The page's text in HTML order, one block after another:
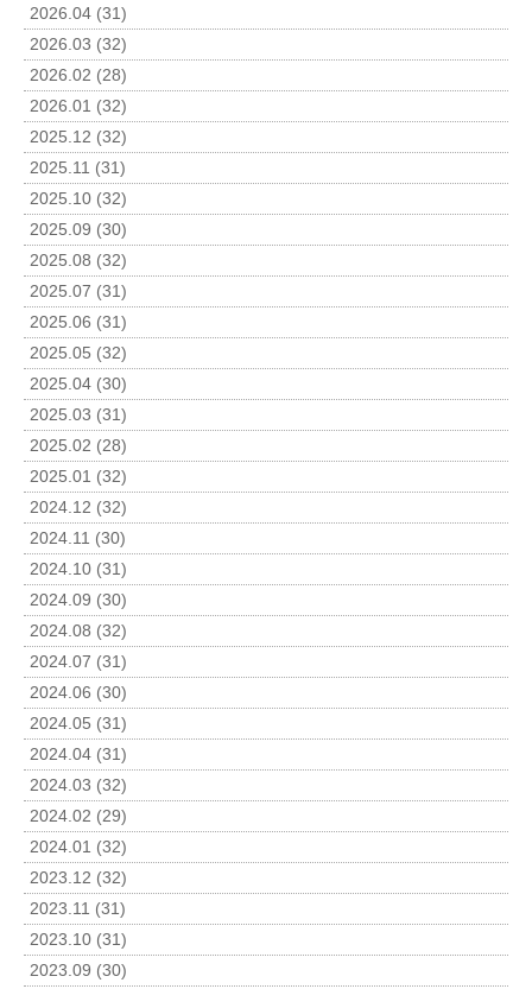
2026.04 (31)
2026.03 (32)
2026.02 (28)
2026.01 (32)
2025.12 (32)
2025.11 (31)
2025.10 (32)
2025.09 (30)
2025.08 (32)
2025.07 (31)
2025.06 (31)
2025.05 (32)
2025.04 (30)
2025.03 (31)
2025.02 (28)
2025.01 (32)
2024.12 (32)
2024.11 (30)
2024.10 (31)
2024.09 (30)
2024.08 (32)
2024.07 (31)
2024.06 (30)
2024.05 (31)
2024.04 (31)
2024.03 (32)
2024.02 (29)
2024.01 (32)
2023.12 (32)
2023.11 (31)
2023.10 (31)
2023.09 (30)